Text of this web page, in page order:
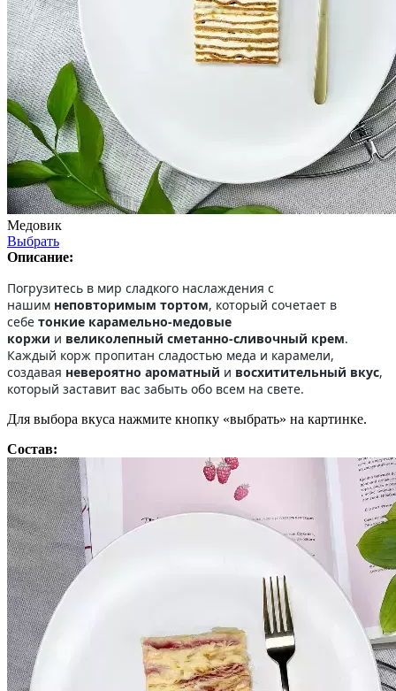
Медовик
Выбрать
Описание:
Погрузитесь в мир сладкого наслаждения с
нашим неповторимым тортом, который сочетает в
себе тонкие карамельно-медовые
коржи и великолепный сметанно-сливочный крем.
Каждый корж пропитан сладостью меда и карамели,
создавая невероятно ароматный и восхитительный вкус,
который заставит вас забыть обо всем на свете.
Для выбора вкуса нажмите кнопку «выбрать» на картинке.
Состав: